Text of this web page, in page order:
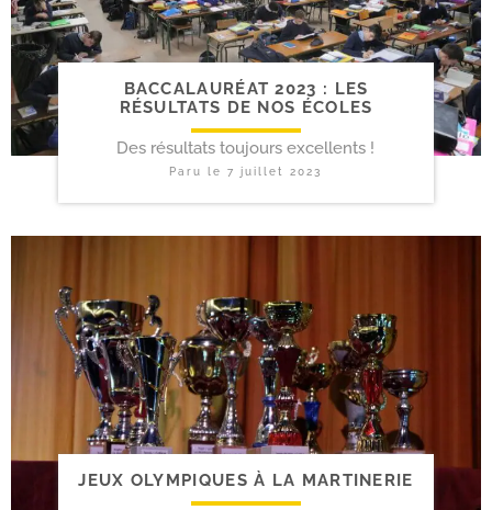
BACCALAURÉAT 2023 : LES
RÉSULTATS DE NOS ÉCOLES
Des résultats toujours excellents !
Paru le7 juillet 2023
JEUX OLYMPIQUES À LA MARTINERIE